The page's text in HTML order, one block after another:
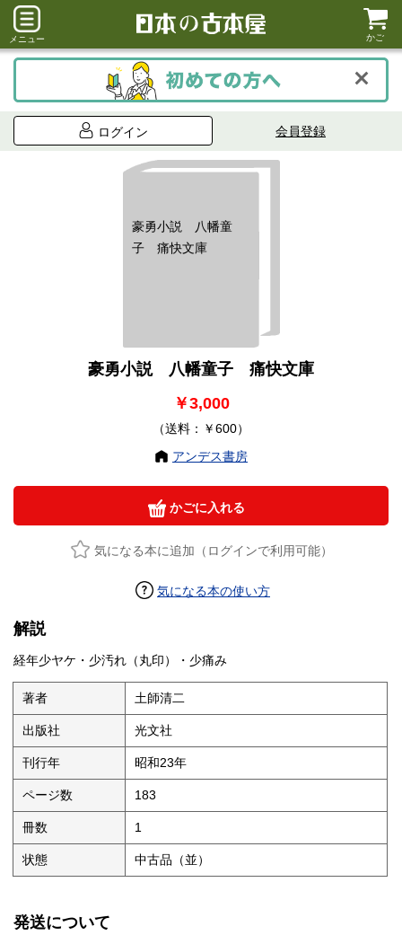
メニュー かご
ログイン 会員登録
豪勇小説 八幡童
子 痛快文庫
豪勇小説 八幡童子 痛快文庫
￥3,000
（送料：￥600）
アンデス書房
かごに入れる
気になる本に追加（ログインで利用可能）
気になる本の使い方
解説
経年少ヤケ・少汚れ（丸印）・少痛み
著者 土師清二
出版社 光文社
刊行年 昭和23年
ページ数 183
冊数 1
状態 中古品（並）
発送について